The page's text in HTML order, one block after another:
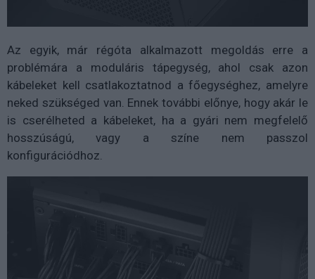
Az egyik, már régóta alkalmazott megoldás erre a
problémára a moduláris tápegység, ahol csak azon
kábeleket kell csatlakoztatnod a főegységhez, amelyre
neked szükséged van. Ennek további előnye, hogy akár le
is cserélheted a kábeleket, ha a gyári nem megfelelő
hosszúságú, vagy a színe nem passzol
konfigurációdhoz.